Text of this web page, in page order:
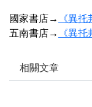
國家書店→
《異
五南書店→
《異
相關文章